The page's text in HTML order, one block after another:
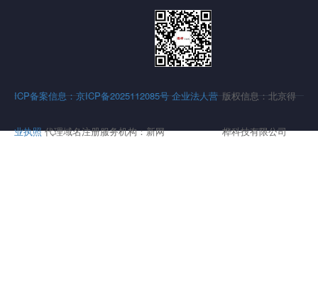
ICP备案信息：京ICP备2025112085号 企业法人营
业执照 代理域名注册服务机构：新网
版权信息：北京得
桦科技有限公司